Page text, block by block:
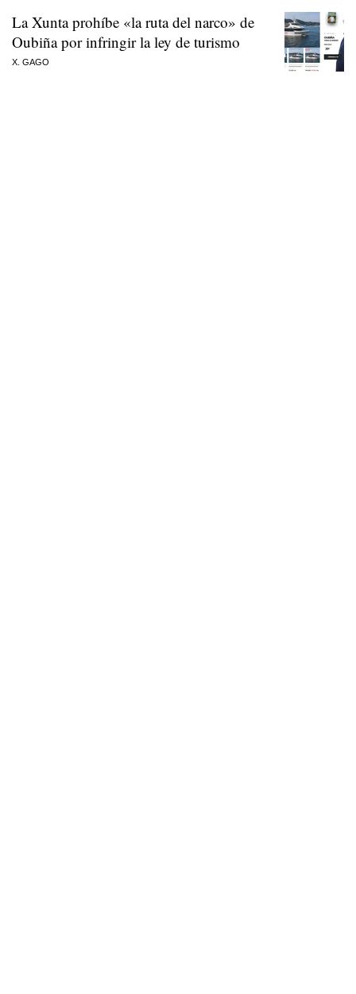
La Xunta prohíbe «la ruta del narco» de
Oubiña por infringir la ley de turismo
X. GAGO